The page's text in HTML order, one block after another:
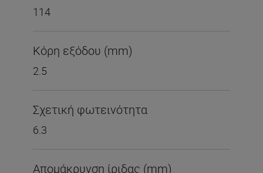
114
Κόρη εξόδου (mm)
2.5
Σχετική φωτεινότητα
6.3
Απομάκρυνση ίριδας (mm)